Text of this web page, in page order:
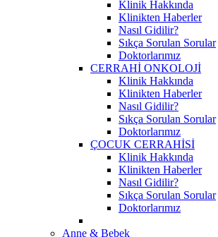
Klinik Hakkında
Klinikten Haberler
Nasıl Gidilir?
Sıkça Sorulan Sorular
Doktorlarımız
CERRAHİ ONKOLOJİ
Klinik Hakkında
Klinikten Haberler
Nasıl Gidilir?
Sıkça Sorulan Sorular
Doktorlarımız
ÇOCUK CERRAHİSİ
Klinik Hakkında
Klinikten Haberler
Nasıl Gidilir?
Sıkça Sorulan Sorular
Doktorlarımız
Anne & Bebek